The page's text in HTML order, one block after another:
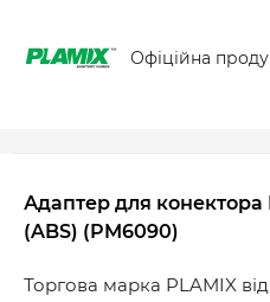
Офіційна
Адаптер для
(ABS) (PM6090)
Торгова марка PLAMIX